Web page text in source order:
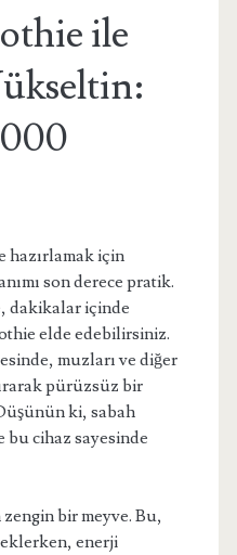
ile
hazırlamak için
son derece pratik.
dakikalar içinde
elde edebilirsiniz.
muzları ve diğer
pürüzsüz bir
ki, sabah
bu cihaz sayesinde
bir meyve. Bu,
enerji